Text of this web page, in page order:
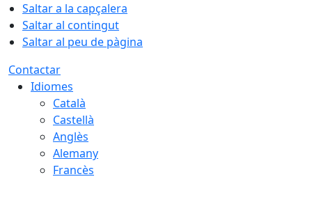
Saltar a la capçalera
Saltar al contingut
Saltar al peu de pàgina
Contactar
Idiomes
Català
Castellà
Anglès
Alemany
Francès